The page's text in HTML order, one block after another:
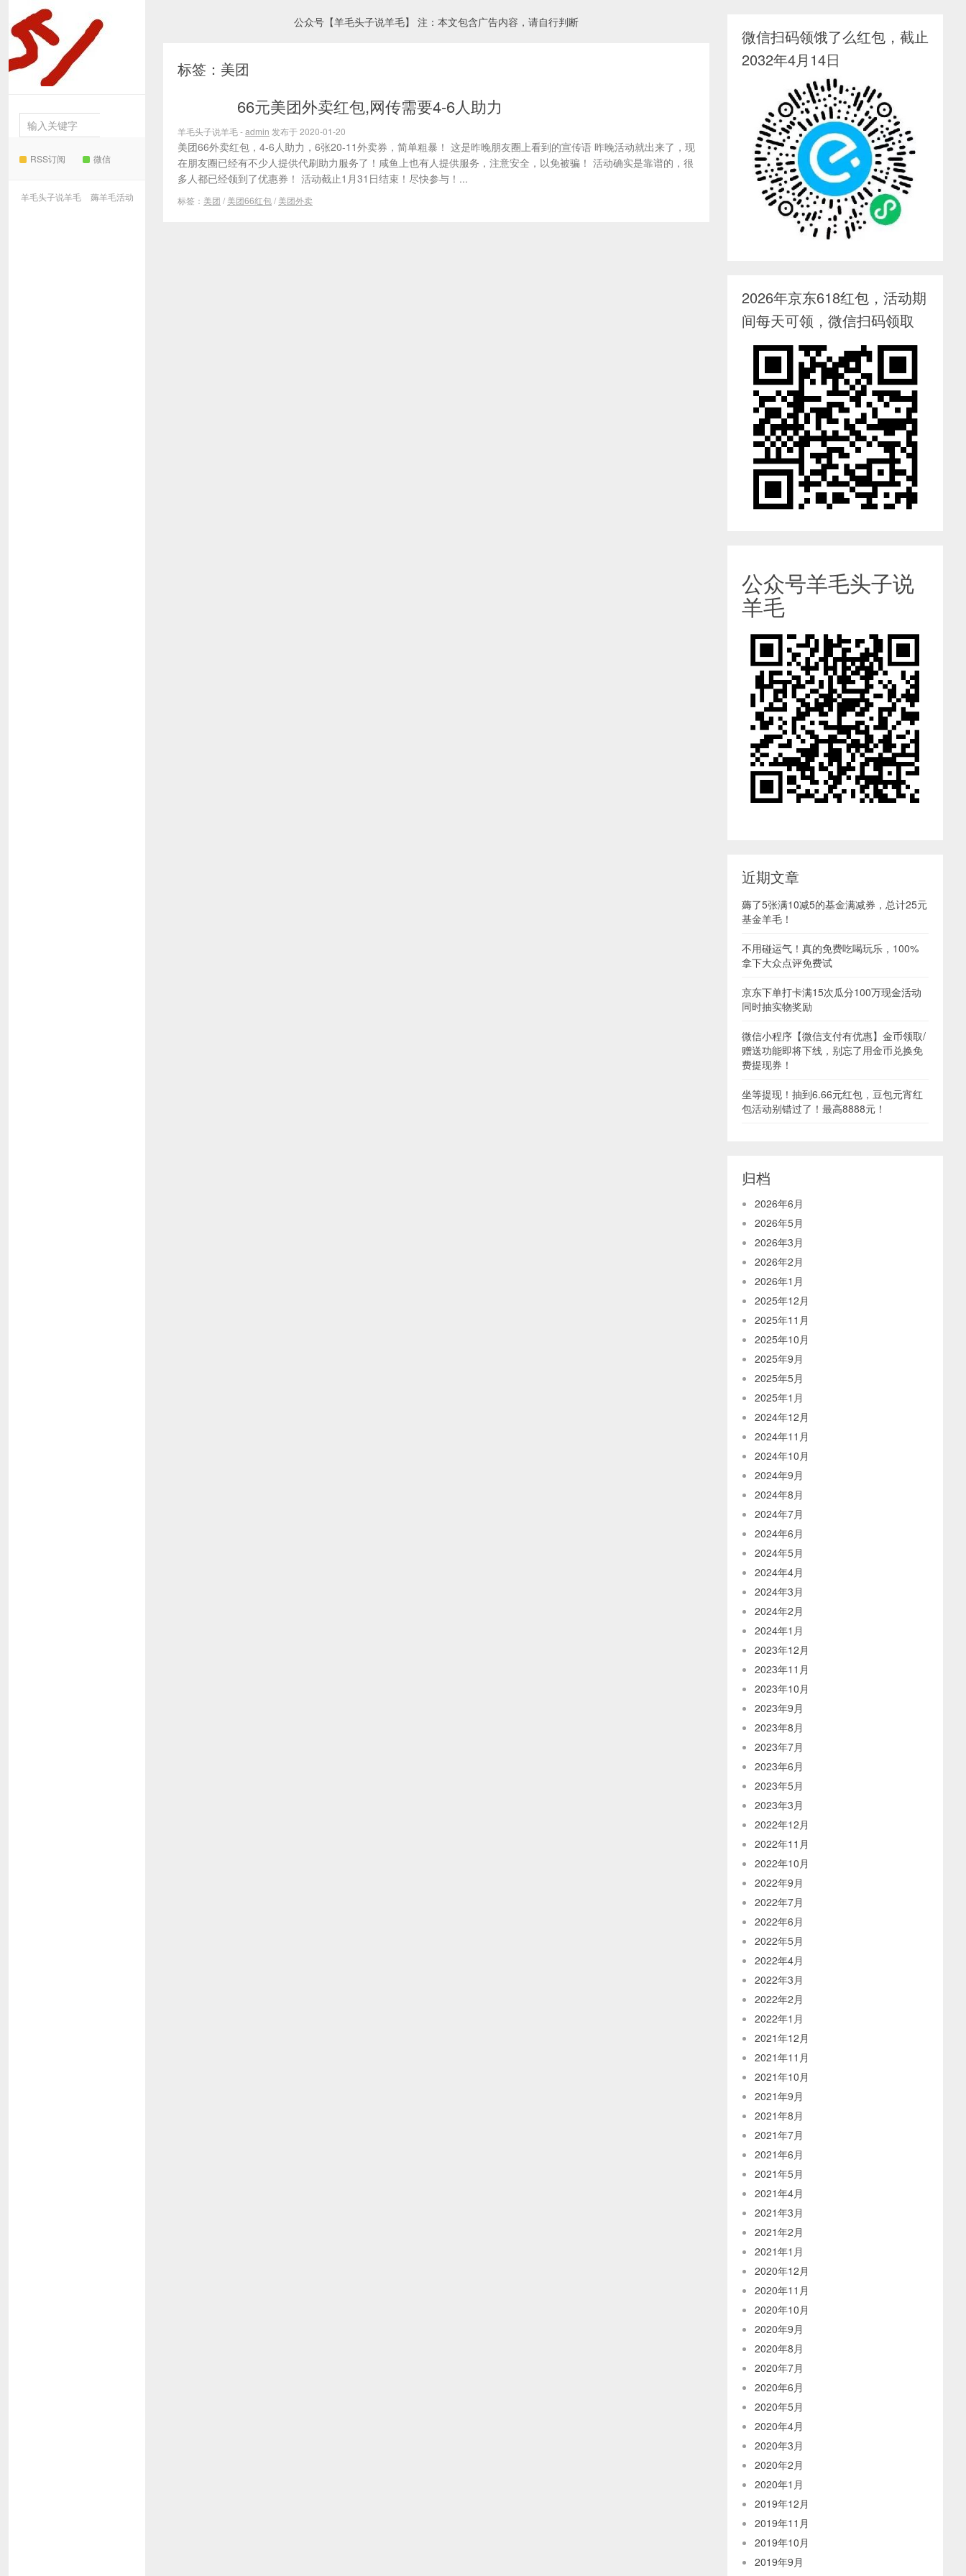
RSS订阅 微信
羊毛头子说羊毛 薅羊毛活动
公众号【羊毛头子说羊毛】 注：本文包含广告内容，请自行判断
标签：美团
66元美团外卖红包,网传需要4-6人助力
羊毛头子说羊毛 -admin 发布于 2020-01-20
美团66外卖红包，4-6人助力，6张20-11外卖券，简单粗暴！ 这是昨晚朋友圈上看到的宣传语 昨晚活动就出来了，现
在朋友圈已经有不少人提供代刷助力服务了！咸鱼上也有人提供服务，注意安全，以免被骗！ 活动确实是靠谱的，很
多人都已经领到了优惠券！ 活动截止1月31日结束！尽快参与！...
标签： 美团 / 美团66红包/ 美团外卖
微信扫码领饿了么红包，截止
2032年4月14日
2026年京东618红包，活动期
间每天可领，微信扫码领取
公众号羊毛头子说
羊毛
近期文章
薅了5张满10减5的基金满减券，总计25元
基金羊毛！
不用碰运气！真的免费吃喝玩乐，100%
拿下大众点评免费试
京东下单打卡满15次瓜分100万现金活动
同时抽实物奖励
微信小程序【微信支付有优惠】金币领取/
赠送功能即将下线，别忘了用金币兑换免
费提现券！
坐等提现！抽到6.66元红包，豆包元宵红
包活动别错过了！最高8888元！
归档
2026年6月
2026年5月
2026年3月
2026年2月
2026年1月
2025年12月
2025年11月
2025年10月
2025年9月
2025年5月
2025年1月
2024年12月
2024年11月
2024年10月
2024年9月
2024年8月
2024年7月
2024年6月
2024年5月
2024年4月
2024年3月
2024年2月
2024年1月
2023年12月
2023年11月
2023年10月
2023年9月
2023年8月
2023年7月
2023年6月
2023年5月
2023年3月
2022年12月
2022年11月
2022年10月
2022年9月
2022年7月
2022年6月
2022年5月
2022年4月
2022年3月
2022年2月
2022年1月
2021年12月
2021年11月
2021年10月
2021年9月
2021年8月
2021年7月
2021年6月
2021年5月
2021年4月
2021年3月
2021年2月
2021年1月
2020年12月
2020年11月
2020年10月
2020年9月
2020年8月
2020年7月
2020年6月
2020年5月
2020年4月
2020年3月
2020年2月
2020年1月
2019年12月
2019年11月
2019年10月
2019年9月